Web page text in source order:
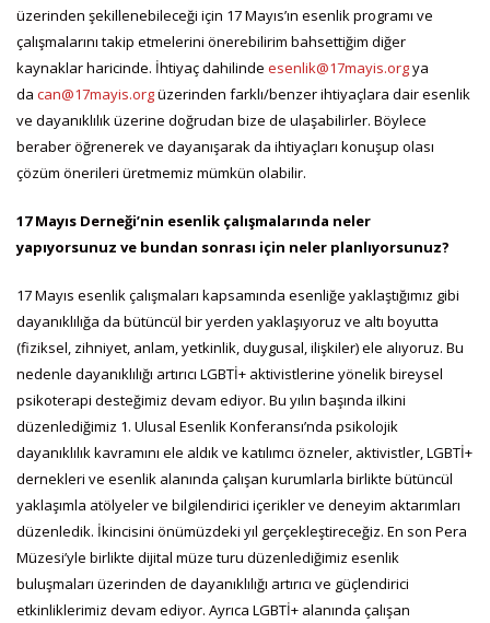
üzerinden şekillenebileceği için 17 Mayıs’ın esenlik programı ve
çalışmalarını takip etmelerini önerebilirim bahsettiğim diğer
kaynaklar haricinde. İhtiyaç dahilinde esenlik@17mayis.orgya
da can@17mayis.orgüzerinden farklı/benzer ihtiyaçlara dair esenlik
ve dayanıklılık üzerine doğrudan bize de ulaşabilirler. Böylece
beraber öğrenerek ve dayanışarak da ihtiyaçları konuşup olası
çözüm önerileri üretmemiz mümkün olabilir.
17 Mayıs Derneği’nin esenlik çalışmalarında neler
yapıyorsunuz ve bundan sonrası için neler planlıyorsunuz?
17 Mayıs esenlik çalışmaları kapsamında esenliğe yaklaştığımız gibi
dayanıklılığa da bütüncül bir yerden yaklaşıyoruz ve altı boyutta
(fiziksel, zihniyet, anlam, yetkinlik, duygusal, ilişkiler) ele alıyoruz. Bu
nedenle dayanıklılığı artırıcı LGBTİ+ aktivistlerine yönelik bireysel
psikoterapi desteğimiz devam ediyor. Bu yılın başında ilkini
düzenlediğimiz 1. Ulusal Esenlik Konferansı’nda psikolojik
dayanıklılık kavramını ele aldık ve katılımcı özneler, aktivistler, LGBTİ+
dernekleri ve esenlik alanında çalışan kurumlarla birlikte bütüncül
yaklaşımla atölyeler ve bilgilendirici içerikler ve deneyim aktarımları
düzenledik. İkincisini önümüzdeki yıl gerçekleştireceğiz. En son Pera
Müzesi’yle birlikte dijital müze turu düzenlediğimiz esenlik
buluşmaları üzerinden de dayanıklılığı artırıcı ve güçlendirici
etkinliklerimiz devam ediyor. Ayrıca LGBTİ+ alanında çalışan